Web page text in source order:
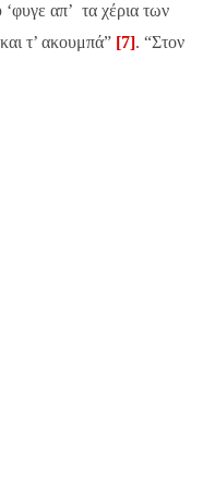
απ’ τα χέρια των
τ’ ακουμπά” [7]. “Στον